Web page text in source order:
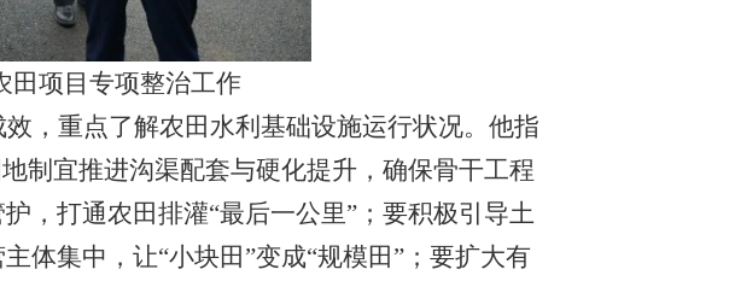
田项目专项整治工作
，重点了解农田水利基础设施运行状况。他指
制宜推进沟渠配套与硬化提升，确保骨干工程
，打通农田排灌“最后一公里”；要积极引导土
体集中，让“小块田”变成“规模田”；要扩大有